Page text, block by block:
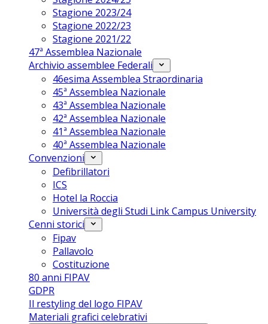
Stagione 2023/24
Stagione 2022/23
Stagione 2021/22
47ª Assemblea Nazionale
Archivio assemblee Federali
46esima Assemblea Straordinaria
45ª Assemblea Nazionale
43ª Assemblea Nazionale
42ª Assemblea Nazionale
41ª Assemblea Nazionale
40ª Assemblea Nazionale
Convenzioni
Defibrillatori
ICS
Hotel la Roccia
Università degli Studi Link Campus University
Cenni storici
Fipav
Pallavolo
Costituzione
80 anni FIPAV
GDPR
Il restyling del logo FIPAV
Materiali grafici celebrativi